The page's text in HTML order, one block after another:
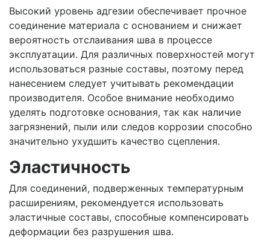
Высокий уровень адгезии обеспечивает прочное
соединение материала с основанием и снижает
вероятность отслаивания шва в процессе
эксплуатации. Для различных поверхностей могут
использоваться разные составы, поэтому перед
нанесением следует учитывать рекомендации
производителя. Особое внимание необходимо
уделять подготовке основания, так как наличие
загрязнений, пыли или следов коррозии способно
значительно ухудшить качество сцепления.
Эластичность
Для соединений, подверженных температурным
расширениям, рекомендуется использовать
эластичные составы, способные компенсировать
деформации без разрушения шва.